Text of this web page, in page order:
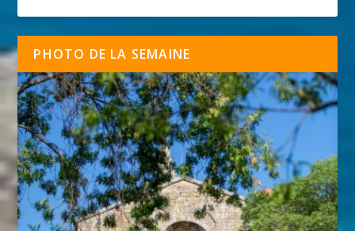
PHOTO DE LA SEMAINE